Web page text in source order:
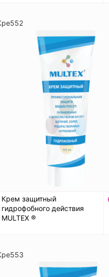
Крем защитный
гидрофобного действия
MULTEX ®